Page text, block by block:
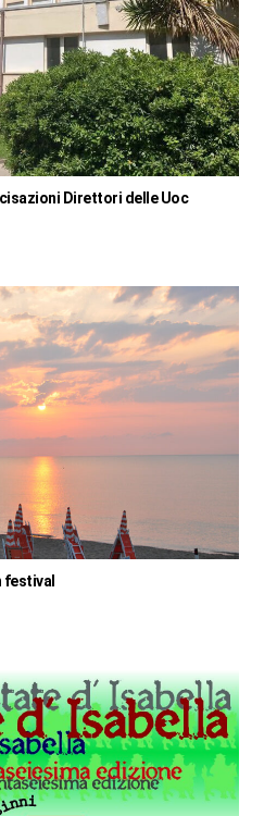
Direttori delle Uoc
festival